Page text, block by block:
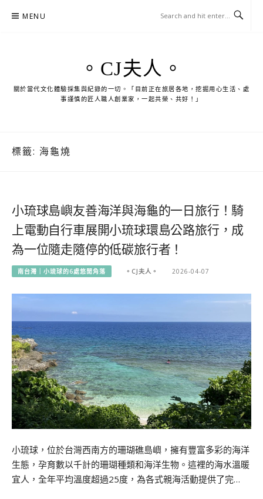
MENU
。CJ夫人。
關於當代文化體驗採集與紀錄的一切。「目前正在旅居各地，挖掘用心生活、處
事謹慎的匠人職人創業家，一起共榮、共好！」
標籤: 海龜燒
小琉球島嶼友善海洋與海龜的一日旅行！騎
上電動自行車展開小琉球環島公路旅行，成
為一位隨走隨停的低碳旅行者！
南台灣｜小琉球的6處悠閒角落 。CJ夫人。 2026-04-07
小琉球，位於台灣西南方的珊瑚礁島嶼，擁有豐富多彩的海洋
生態，孕育數以千計的珊瑚種類和海洋生物。這裡的海水溫暖
宜人，全年平均溫度超過25度，為各式親海活動提供了完…